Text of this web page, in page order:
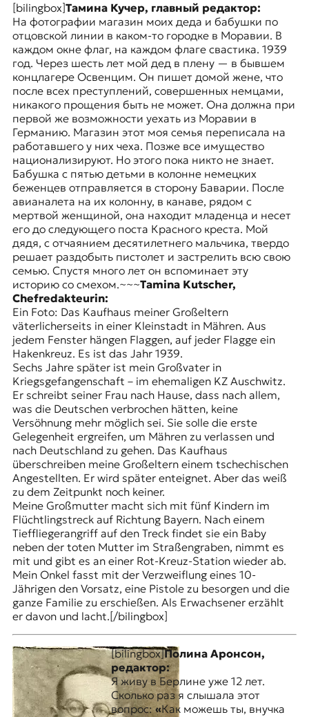
[bilingbox]Тамина Кучер, главный редактор:
На фотографии магазин моих деда и бабушки по
отцовской линии в каком-то городке в Моравии. В
каждом окне флаг, на каждом флаге свастика. 1939
год. Через шесть лет мой дед в плену — в бывшем
концлагере Освенцим. Он пишет домой жене, что
после всех преступлений, совершенных немцами,
никакого прощения быть не может. Она должна при
первой же возможности уехать из Моравии в
Германию. Магазин этот моя семья переписала на
работавшего у них чеха. Позже все имущество
национализируют. Но этого пока никто не знает.
Бабушка с пятью детьми в колонне немецких
беженцев отправляется в сторону Баварии. После
авианалета на их колонну, в канаве, рядом с
мертвой женщиной, она находит младенца и несет
его до следующего поста Красного креста. Мой
дядя, с отчаянием десятилетнего мальчика, твердо
решает раздобыть пистолет и застрелить всю свою
семью. Спустя много лет он вспоминает эту
историю со смехом.~~~Tamina Kutscher,
Chefredakteurin:
Ein Foto: Das Kaufhaus meiner Großeltern
väterlicherseits in einer Kleinstadt in Mähren. Aus
jedem Fenster hängen Flaggen, auf jeder Flagge ein
Hakenkreuz. Es ist das Jahr 1939.
Sechs Jahre später ist mein Großvater in
Kriegsgefangenschaft – im ehemaligen KZ Auschwitz.
Er schreibt seiner Frau nach Hause, dass nach allem,
was die Deutschen verbrochen hätten, keine
Versöhnung mehr möglich sei. Sie solle die erste
Gelegenheit ergreifen, um Mähren zu verlassen und
nach Deutschland zu gehen. Das Kaufhaus
überschreiben meine Großeltern einem tschechischen
Angestellten. Er wird später enteignet. Aber das weiß
zu dem Zeitpunkt noch keiner.
Meine Großmutter macht sich mit fünf Kindern im
Flüchtlingstreck auf Richtung Bayern. Nach einem
Tieffliegerangriff auf den Treck findet sie ein Baby
neben der toten Mutter im Straßengraben, nimmt es
mit und gibt es an einer Rot-Kreuz-Station wieder ab.
Mein Onkel fasst mit der Verzweiflung eines 10-
Jährigen den Vorsatz, eine Pistole zu besorgen und die
ganze Familie zu erschießen. Als Erwachsener erzählt
er davon und lacht.[/bilingbox]
[bilingbox]Полина Аронсон,
редактор:
Я живу в Берлине уже 12 лет.
Сколько раз я слышала этот
вопрос:«Как можешь ты, внучка